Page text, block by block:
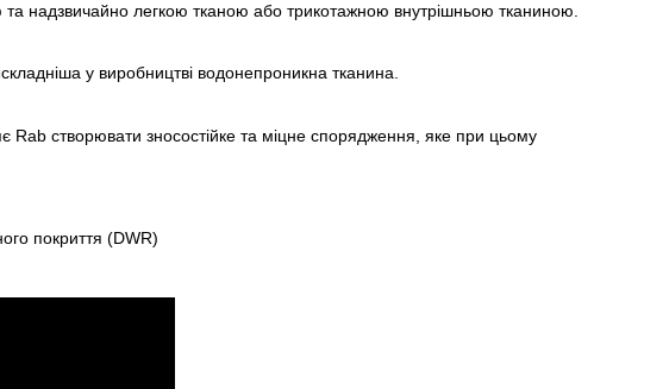
надзвичайно легкою тканою або трикотажною внутрішньою тканиною.
у виробництві водонепроникна тканина.
Rab створювати зносостійке та міцне спорядження, яке при цьому
покриття (DWR)